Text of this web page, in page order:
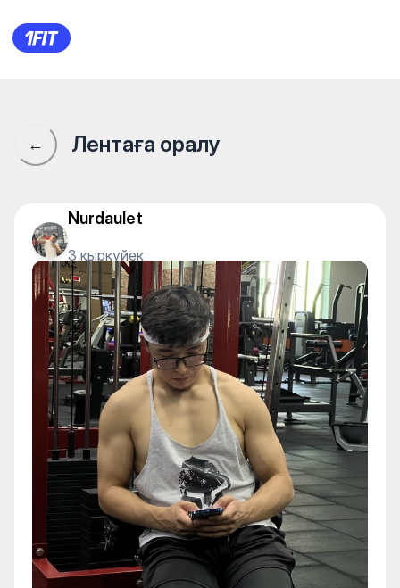
1Fit қауымдастығы · 1Fit
← Лентаға оралу
Nurdaulet
3 қыркүйек